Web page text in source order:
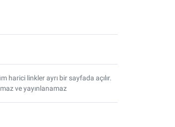
linkler ayrı bir sayfada açılır.
ve yayınlanamaz